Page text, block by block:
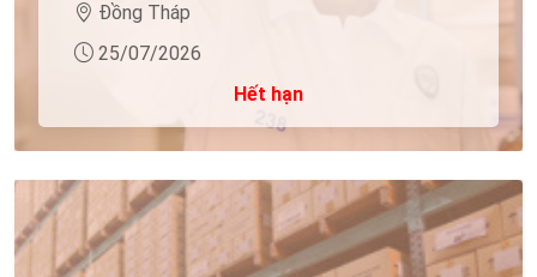
Đồng Tháp
25/07/2026
Hết hạn